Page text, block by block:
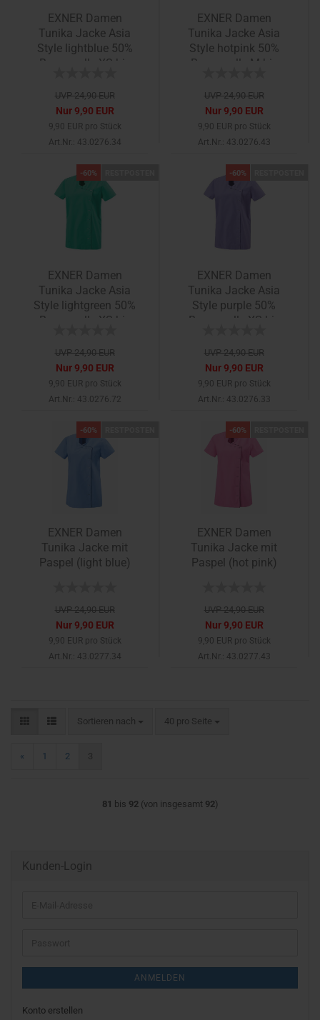
EXNER Damen
Tunika Jacke Asia
Style lightblue 50%
Baumwolle XS bis
UVP 24,90 EUR
Nur 9,90 EUR
9,90 EUR pro Stück
Art.Nr.: 43.0276.34
EXNER Damen
Tunika Jacke Asia
Style hotpink 50%
Baumwolle M bis
UVP 24,90 EUR
Nur 9,90 EUR
9,90 EUR pro Stück
Art.Nr.: 43.0276.43
-60%
EXNER Damen
Tunika Jacke Asia
Style lightgreen 50%
Baumwolle XS bis
UVP 24,90 EUR
Nur 9,90 EUR
9,90 EUR pro Stück
Art.Nr.: 43.0276.72
-60%
EXNER Damen
Tunika Jacke Asia
Style purple 50%
Baumwolle XS bis
UVP 24,90 EUR
Nur 9,90 EUR
9,90 EUR pro Stück
Art.Nr.: 43.0276.33
-60%
EXNER Damen
Tunika Jacke mit
Paspel (light blue)
UVP 24,90 EUR
Nur 9,90 EUR
9,90 EUR pro Stück
Art.Nr.: 43.0277.34
-60%
EXNER Damen
Tunika Jacke mit
Paspel (hot pink)
UVP 24,90 EUR
Nur 9,90 EUR
9,90 EUR pro Stück
Art.Nr.: 43.0277.43
Sortieren nach
Sortieren nach 40 pro Seite
pro Seite
« 1 2 3
81 bis 92(von insgesamt 92)
Kunden-Login
ANMELDEN
Konto erstellen